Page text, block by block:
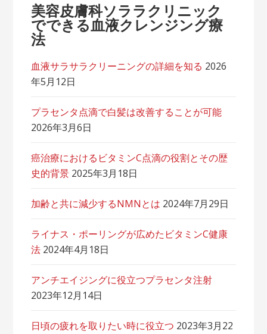
美容皮膚科ソララクリニック
でできる血液クレンジング療
法
血液サラサラクリーニングの詳細を知る 2026
年5月12日
プラセンタ点滴で白髪は改善することが可能
2026年3月6日
癌治療におけるビタミンC点滴の役割とその歴
史的背景 2025年3月18日
加齢と共に減少するNMNとは 2024年7月29日
ライナス・ポーリングが広めたビタミンC健康
法 2024年4月18日
アンチエイジングに役立つプラセンタ注射
2023年12月14日
日頃の疲れを取りたい時に役立つ 2023年3月22